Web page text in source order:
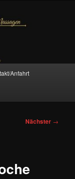
Anfahrt
Nächster →